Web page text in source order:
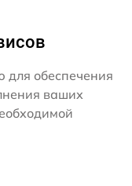
обеспечения
ваших